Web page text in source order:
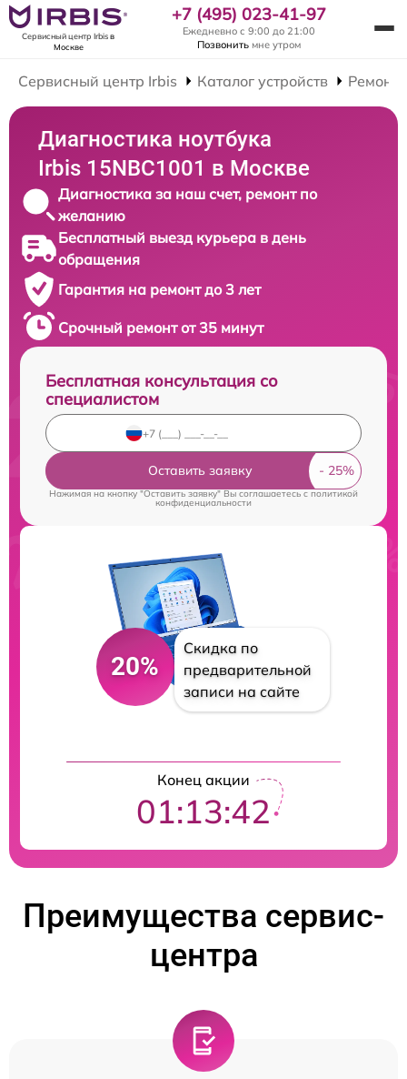
Сервисный центр Irbisв
Москве
+7 (495) 023-41-97
Ежедневно с 9:00 до 21:00
Позвонить мне утром
Сервисный центр Irbis Каталог устройств Ремонт
Диагностика ноутбука
Irbis 15NBC1001 в Москве
Диагностика за наш счет, ремонт по
желанию
Бесплатный выезд курьера в день
обращения
Гарантия на ремонт до 3 лет
Срочный ремонт от 35 минут
Бесплатная консультация со
специалистом
Оставить заявку
Нажимая на кнопку "Оставить заявку" Вы соглашаетесь c политикой
конфиденциальности
20%
Скидка по
предварительной
записи на сайте
Конец акции
01:13:42
Преимущества сервис-
центра